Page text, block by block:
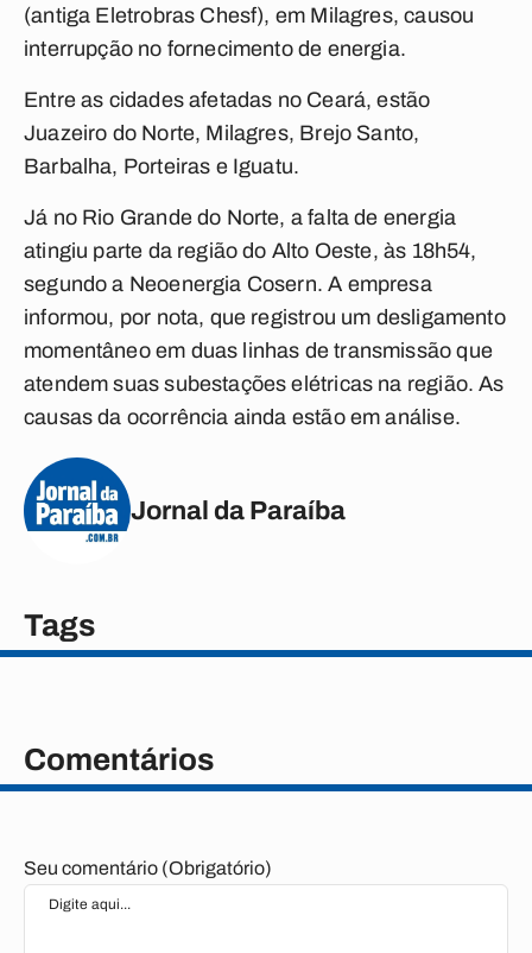
(antiga Eletrobras Chesf), em Milagres, causou
interrupção no fornecimento de energia.
Entre as cidades afetadas no Ceará, estão
Juazeiro do Norte, Milagres, Brejo Santo,
Barbalha, Porteiras e Iguatu.
Já no Rio Grande do Norte, a falta de energia
atingiu parte da região do Alto Oeste, às 18h54,
segundo a Neoenergia Cosern. A empresa
informou, por nota, que registrou um desligamento
momentâneo em duas linhas de transmissão que
atendem suas subestações elétricas na região. As
causas da ocorrência ainda estão em análise.
Jornal da Paraíba
Tags
Comentários
Seu comentário (Obrigatório)